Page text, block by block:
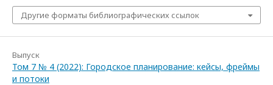
Другие форматы библиографических ссылок
Выпуск
Том 7 № 4 (2022): Городское планирование: кейсы, фреймы
и потоки